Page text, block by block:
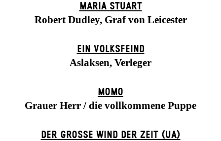
MARIA STUART
Robert Dudley, Graf von Leicester
EIN VOLKS­FEIND
Aslaksen, Verleger
MOMO
Grauer Herr / die vollkommene Puppe
DER GROSSE WIND DER ZEIT (UA)